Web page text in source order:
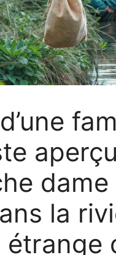
dame
la
étrange